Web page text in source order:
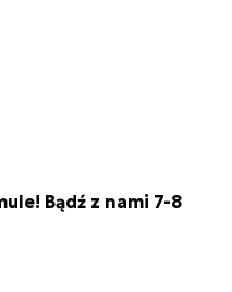
Bądź z nami 7-8